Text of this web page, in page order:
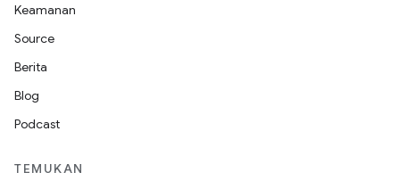
Keamanan
Source
Berita
Blog
Podcast
TEMUKAN